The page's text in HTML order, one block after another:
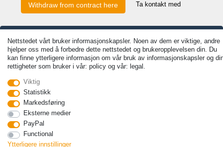
Withdraw from contract here Ta kontakt med
Nettstedet vårt bruker informasjonskapsler. Noen av dem er viktige, andre
hjelper oss med å forbedre dette nettstedet og brukeropplevelsen din. Du
kan finne ytterligere informasjon om vår bruk av informasjonskapsler og
rettigheter som bruker i vår: policy og vår: legal.
Viktig
Statistikk
Markedsføring
Eksterne medier
PayPal
Functional
Ytterligere innstillinger